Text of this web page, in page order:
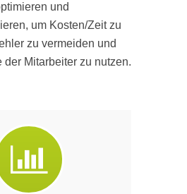
und
um Kosten/Zeit zu
zu vermeiden und
der Mitarbeiter zu nutzen.